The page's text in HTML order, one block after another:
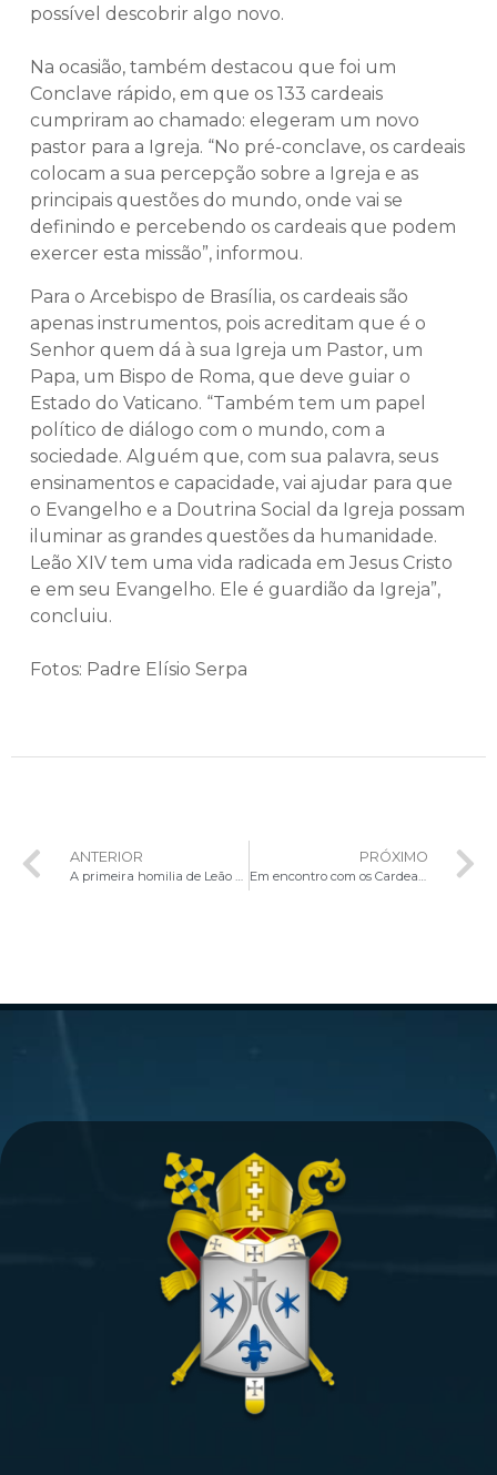
possível descobrir algo novo.
Na ocasião, também destacou que foi um
Conclave rápido, em que os 133 cardeais
cumpriram ao chamado: elegeram um novo
pastor para a Igreja. “No pré-conclave, os cardeais
colocam a sua percepção sobre a Igreja e as
principais questões do mundo, onde vai se
definindo e percebendo os cardeais que podem
exercer esta missão”, informou.
Para o Arcebispo de Brasília, os cardeais são
apenas instrumentos, pois acreditam que é o
Senhor quem dá à sua Igreja um Pastor, um
Papa, um Bispo de Roma, que deve guiar o
Estado do Vaticano. “Também tem um papel
político de diálogo com o mundo, com a
sociedade. Alguém que, com sua palavra, seus
ensinamentos e capacidade, vai ajudar para que
o Evangelho e a Doutrina Social da Igreja possam
iluminar as grandes questões da humanidade.
Leão XIV tem uma vida radicada em Jesus Cristo
e em seu Evangelho. Ele é guardião da Igreja”,
concluiu.
Fotos: Padre Elísio Serpa
ANTERIOR
A primeira homilia de Leão XIV: luz para a Igreja no mundo
PRÓXIMO
Em encontro com os Cardeais, Papa reafirma compromisso com a missão da Igreja e destaca legado de Francisco